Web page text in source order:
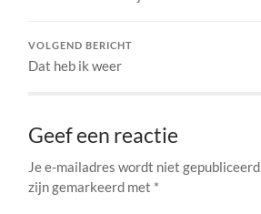
VOLGEND BERICHT
Dat heb ik weer
Geef een reactie
Je e-mailadres wordt niet gepubliceerd.
zijn gemarkeerd met *